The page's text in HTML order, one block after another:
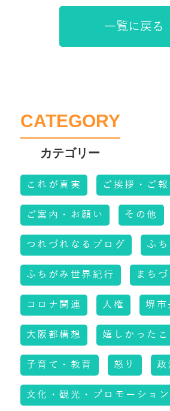
一覧に戻る
CATEGORY
これが真実 ご挨拶・ご報
ご案内・お願い その他
つれづれなるブログ ふ
ふちがみ世界紀行 まちづ
コロナ関連 人権 堺市
大阪都構想 嬉しかったこ
子育て・教育 怒り 政
文化・観光・プロモーション